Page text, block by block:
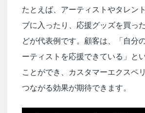
たとえば、アーティストやタレン
ブに入ったり、応援グッズを買っ
どが代表例です。顧客は、「自分
ーティストを応援できている」と
ことができ、カスタマーエクスペ
つながる効果が期待できます。